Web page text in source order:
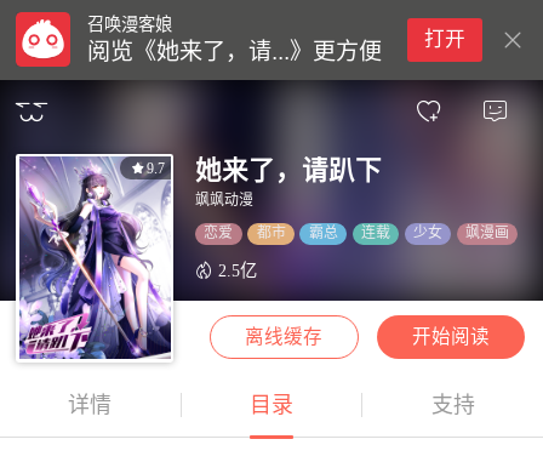
召唤漫客娘
阅览《她来了，请...》更方便 打开
9.7 她来了，请趴下
飒飒动漫
恋爱
都市 霸总 连载 少女 飒漫画
2.5亿
离线缓存 开始阅读
详情 目录 支持